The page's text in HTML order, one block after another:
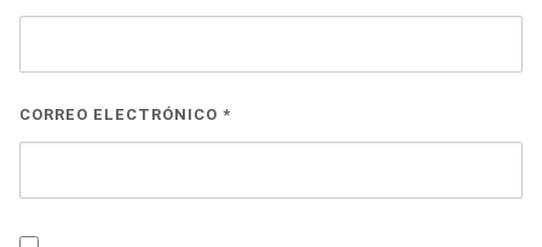
CORREO ELECTRÓNICO *